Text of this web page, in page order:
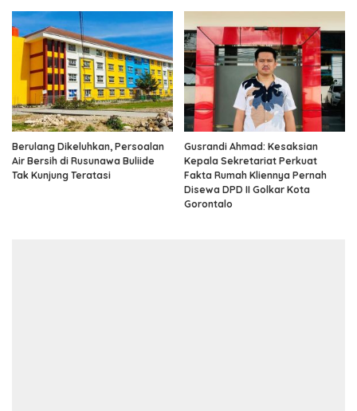
Berulang Dikeluhkan, Persoalan
Air Bersih di Rusunawa Buliide
Tak Kunjung Teratasi
Gusrandi Ahmad: Kesaksian
Kepala Sekretariat Perkuat
Fakta Rumah Kliennya Pernah
Disewa DPD II Golkar Kota
Gorontalo